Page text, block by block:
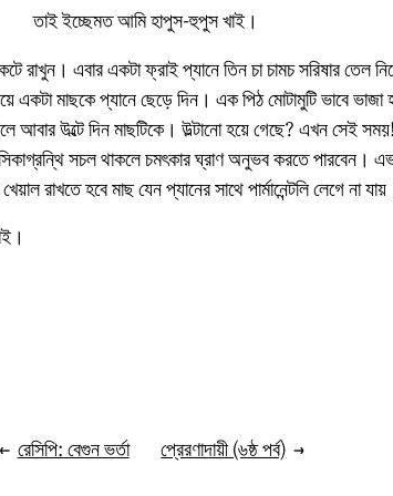
তাই ইচ্ছেমত আমি হাপুস-হুপুস খাই।
রাখুন। এবার একটা ফ্রাই প্যানে তিন চা চামচ সরিষার
একটা মাছকে প্যানে ছেড়ে দিন। এক পিঠ মোটামুটি ভাবে ভাজা
আবার উল্টে দিন মাছটিকে। উল্টানো হয়ে গেছে? এখন সেই
সচল থাকলে চমৎকার ঘ্রাণ অনুভব করতে পারবেন।
রাখতে হবে মাছ যেন প্যানের সাথে পার্মানেন্টলি লেগে না
← রেসিপি: বেগুন ভর্তা প্রেরণাদায়ী (৬ষ্ঠ পর্ব) →